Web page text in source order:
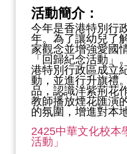
活動簡介：
今年是香港特別行
年。為了讓幼兒了
家觀念並增強愛國
「回歸紀念活動」
港特別行政區成立
動，並進行升旗禮
品，認識洋紫荊花
教師播放煙花匯演
的氛圍，增進對本
2425中華文化校本
活動」